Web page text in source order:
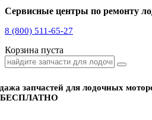
Сервисные центры по ремонту
8 (800) 511-65-27
Корзина пуста
запчастей для лодочных